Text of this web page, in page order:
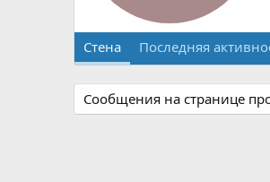
Стена Последняя
Сообщения на странице